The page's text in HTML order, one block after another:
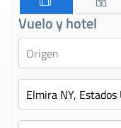
Vuelo y hotel